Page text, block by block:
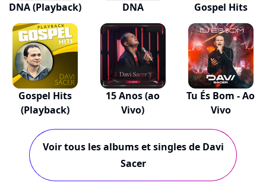
DNA (Playback) DNA Gospel Hits
Gospel Hits
(Playback)
15 Anos (ao
Vivo)
Tu És Bom - Ao
Vivo
Voir tous les albums et singles de Davi
Sacer